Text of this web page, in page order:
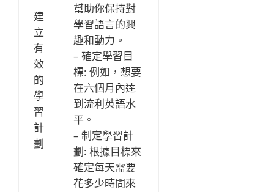
建
立
有
效
的
學
習
計
劃
幫助你保持對
學習語言的興
趣和動力。
– 確定學習目
標: 例如，想要
在六個月內達
到流利英語水
平。
– 制定學習計
劃: 根據目標來
確定每天需要
花多少時間來